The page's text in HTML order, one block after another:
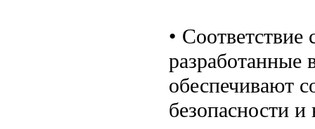
•
разработанные
обеспечивают
безопасности